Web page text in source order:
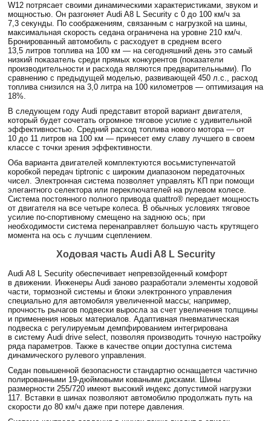
W12 потрясает своими динамическими характеристиками, звуком и
мощностью. Он разгоняет Audi A8 L Security с 0 до 100 км/ч за
7,3 секунды. По соображениям, связанным с нагрузкой на шины,
максимальная скорость седана ограничена на уровне 210 км/ч.
Бронированный автомобиль с расходует в среднем всего
13,5 литров топлива на 100 км — на сегодняшний день это самый
низкий показатель среди прямых конкурентов (показатели
производительности и расхода являются предварительными). По
сравнению с предыдущей моделью, развивающей 450 л.с., расход
топлива снизился на 3,0 литра на 100 километров — оптимизация на
18%.
В следующем году Audi представит второй вариант двигателя,
который будет сочетать огромное тяговое усилие с удивительной
эффективностью. Средний расход топлива нового мотора — от
10 до 11 литров на 100 км — принесет ему славу лучшего в своем
классе с точки зрения эффективности.
Оба варианта двигателей комплектуются восьмиступенчатой
коробкой передач tiptronic с широким диапазоном передаточных
чисел. Электронная система позволяет управлять КП при помощи
элегантного селектора или переключателей на рулевом колесе.
Система постоянного полного привода quattro® передает мощность
от двигателя на все четыре колеса. В обычных условиях тяговое
усилие по-спортивному смещено на заднюю ось; при
необходимости система перенаправляет большую часть крутящего
момента на ось с лучшим сцеплением.
Ходовая часть Audi A8 L Security
Audi A8 L Security обеспечивает непревзойденный комфорт
в движении. Инженеры Audi заново разработали элементы ходовой
части, тормозной системы и блоки электронного управления
специально для автомобиля увеличенной массы; например,
прочность рычагов подвески выросла за счет увеличения толщины
и применения новых материалов. Адаптивная пневматическая
подвеска с регулируемым демпфированием интегрирована
в систему Audi drive select, позволяя производить точную настройку
ряда параметров. Также в качестве опции доступна система
динамического рулевого управления.
Седан повышенной безопасности стандартно оснащается частично
полированными 19-дюймовыми коваными дисками. Шины
размерности 255/720 имеют высокий индекс допустимой нагрузки
117. Вставки в шинах позволяют автомобилю продолжать путь на
скорости до 80 км/ч даже при потере давления.